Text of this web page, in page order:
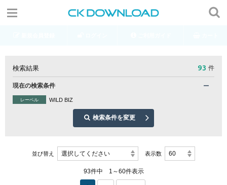
検索結果 93 件
現在の検索条件
レーベル WILD BIZ
検索条件を変更
並び替え 選択してください 表示数 60
93件中 1～60件表示